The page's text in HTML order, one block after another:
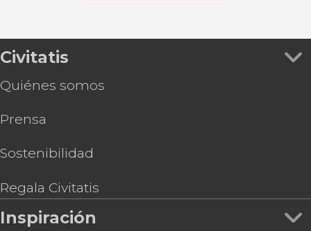
Civitatis
Quiénes somos
Prensa
Sostenibilidad
Regala Civitatis
Inspiración